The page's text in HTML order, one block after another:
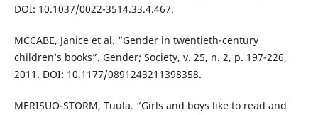
DOI: 10.1037/0022-3514.33.4.467.
MCCABE, Janice et al. “Gender in twentieth-century
children’s books”. Gender; Society, v. 25, n. 2, p. 197-226,
2011. DOI: 10.1177/0891243211398358.
MERISUO-STORM, Tuula. “Girls and boys like to read and